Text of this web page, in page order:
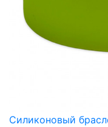
Силиконовый